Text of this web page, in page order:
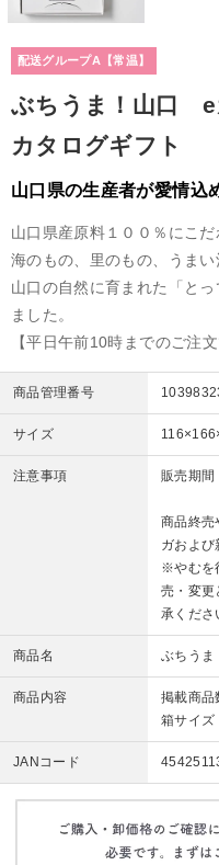
配送グループA【常温】
ぶちうま！山口
カタログギフト
山口県の生産者が愛情込
山口県産原料１００％にこ
海のもの、里のもの、うま
山口の自然に育まれた「と
ました。
【平日午前10時までのご注
商品管理番号
サイズ
注意事項 販売期間
商品終売
ガおよび
※やむを
売・変更
承くださ
商品名 ぶちうま
商品内容
掲載商品
箱サイ
JANコード